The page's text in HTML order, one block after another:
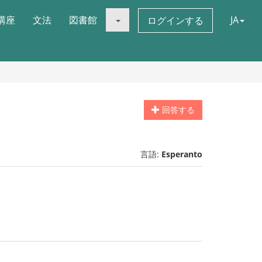
座 文法 図書館 ログインする JA
回答する
言語: Esperanto